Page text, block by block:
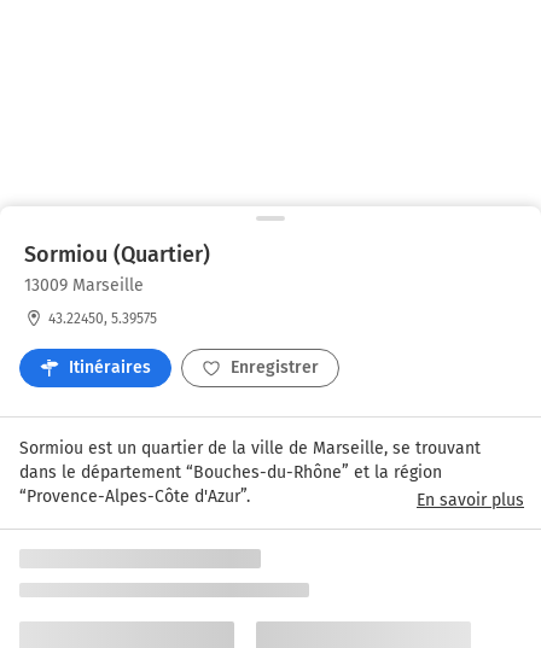
Sormiou (Quartier)
13009 Marseille
43.22450, 5.39575
Itinéraires Enregistrer
Sormiou est un quartier de la ville de Marseille, se trouvant
dans le département “Bouches-du-Rhône” et la région
“Provence-Alpes-Côte d'Azur”.
En savoir plus